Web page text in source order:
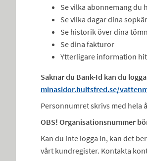
Se vilka abonnemang du
Se vilka dagar dina
Se historik över dina
Se dina fakturor
Ytterligare information
Saknar du Bank-Id kan du
minasidor.hultsfred.se/
Personnumret skrivs med hela
OBS! Organisationsnummer
Kan du inte logga in, kan det
vårt kundregister. Kontakta